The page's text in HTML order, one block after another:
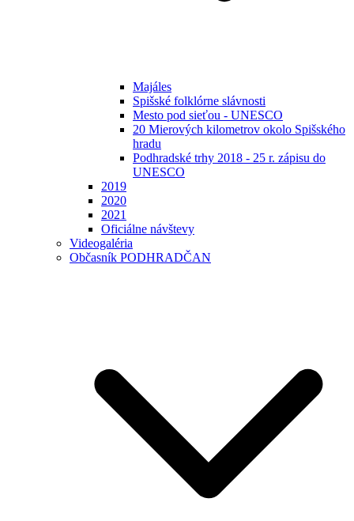
Majáles
Spišské folklórne slávnosti
Mesto pod sieťou - UNESCO
20 Mierových kilometrov okolo Spišského
hradu
Podhradské trhy 2018 - 25 r. zápisu do
UNESCO
2019
2020
2021
Oficiálne návštevy
Videogaléria
Občasník PODHRADČAN